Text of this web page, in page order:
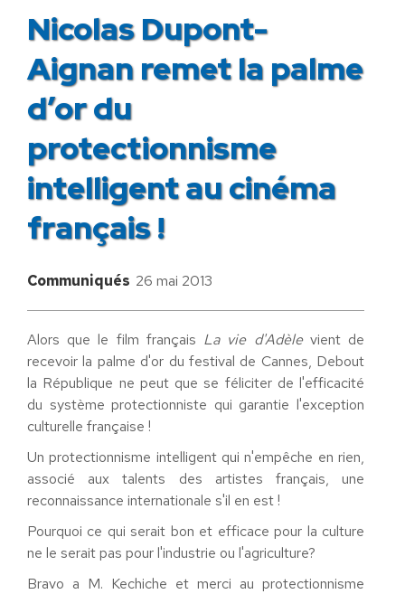
Nicolas Dupont-
Aignan remet la palme
d’or du
protectionnisme
intelligent au cinéma
français !
Communiqués 26 mai 2013
Alors que le film français La vie d'Adèlevient de
recevoir la palme d'or du festival de Cannes, Debout
la République ne peut que se féliciter de l'efficacité
du système protectionniste qui garantie l'exception
culturelle française !
Un protectionnisme intelligent qui n'empêche en rien,
associé aux talents des artistes français, une
reconnaissance internationale s'il en est !
Pourquoi ce qui serait bon et efficace pour la culture
ne le serait pas pour l'industrie ou l'agriculture?
Bravo a M. Kechiche et merci au protectionnisme